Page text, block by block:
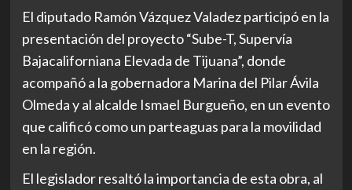
El diputado Ramón Vázquez Valadez participó en la
presentación del proyecto “Sube-T, Supervía
Bajacaliforniana Elevada de Tijuana”, donde
acompañó a la gobernadora Marina del Pilar Ávila
Olmeda y al alcalde Ismael Burgueño, en un evento
que calificó como un parteaguas para la movilidad
en la región.
El legislador resaltó la importancia de esta obra, al